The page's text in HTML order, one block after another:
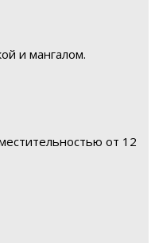
и мангалом.
от 12